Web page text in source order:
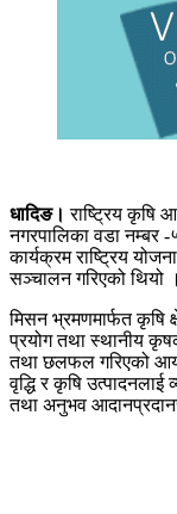
धादिङ। राष्ट्रिय कृषि
नगरपालिका वडा नम्बर
कार्यक्रम राष्ट्रिय
सञ्चालन गरिएको थियो ।
मिसन भ्रमणमार्फत कृषि
प्रयोग तथा स्थानीय
तथा छलफल गरिएको
वृद्धि र कृषि
तथा अनुभव